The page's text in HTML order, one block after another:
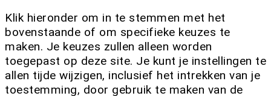
Klik hieronder om in te stemmen met het
bovenstaande of om specifieke keuzes te
maken. Je keuzes zullen alleen worden
toegepast op deze site. Je kunt je instellingen te
allen tijde wijzigen, inclusief het intrekken van je
toestemming, door gebruik te maken van de